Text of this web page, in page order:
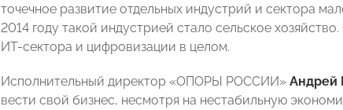
точечное развитие отдельных индустрий и сектора
2014 году такой индустрией стало сельское
ИТ-сектора и цифровизации в целом.
Исполнительный директор «ОПОРЫ РОССИИ» Андрей
вести свой бизнес, несмотря на нестабильную